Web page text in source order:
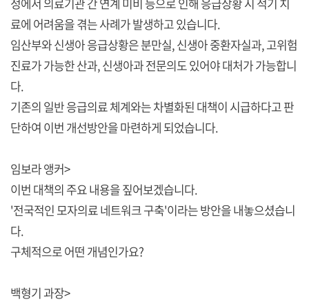
료에 어려움을 겪는 사례가 발생하고 있습니다.
임산부와 신생아 응급상황은 분만실, 신생아 중환자실과, 고위험
진료가 가능한 산과, 신생아과 전문의도 있어야 대처가 가능합니
다.
기존의 일반 응급의료 체계와는 차별화된 대책이 시급하다고 판
단하여 이번 개선방안을 마련하게 되었습니다.
임보라 앵커>
이번 대책의 주요 내용을 짚어보겠습니다.
'전국적인 모자의료 네트워크 구축'이라는 방안을 내놓으셨습니
다.
구체적으로 어떤 개념인가요?
백형기 과장>